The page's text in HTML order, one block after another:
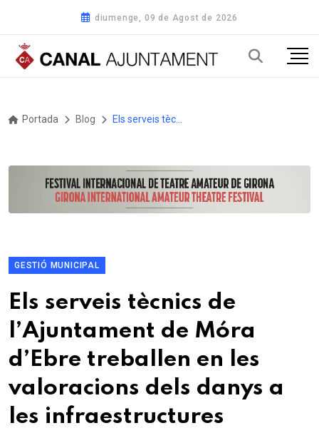
diumenge, 09 de Agost de 2026
Portada Blog
GESTIÓ MUNICIPAL
Els serveis tècnics de
l’Ajuntament de Móra
d’Ebre treballen en les
valoracions dels danys a
les infraestructures